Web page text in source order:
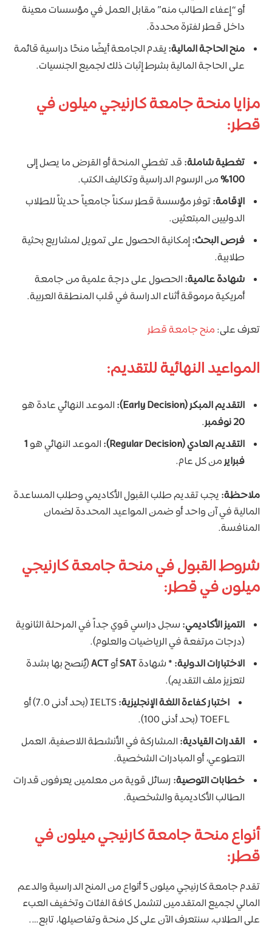
أو “إعفاء الطالب منه” مقابل العمل في مؤسسات معينة
داخل قطر لفترة محددة.
منح الحاجة المالية:يقدم الجامعة أيضًا منحًا دراسية قائمة
على الحاجة المالية بشرط إثبات ذلك لجميع الجنسيات.
مزايا منحة جامعة كارنيجي ميلون في
قطر:
تغطية شاملة: قد تغطي المنحة أو القرض ما يصل إلى
100%
من الرسوم الدراسية وتكاليف الكتب.
الإقامة:توفر مؤسسة قطر سكناً جامعياً حديثاً للطلاب
الدوليين المبتعثين.
فرص البحث:إمكانية الحصول على تمويل لمشاريع بحثية
طلابية.
شهادة عالمية: الحصول على درجة علمية من جامعة
أمريكية مرموقة أثناء الدراسة في قلب المنطقة العربية.
تعرف على: منح جامعة قطر
المواعيد النهائية للتقديم:
التقديم المبكر (Early Decision):
الموعد النهائي عادة هو
20 نوفمبر
.
التقديم العادي (Regular Decision):
الموعد النهائي هو1
فبرايرمن كل عام.
ملاحظة: يجب تقديم طلب القبول الأكاديمي وطلب المساعدة
المالية في آن واحد أو ضمن المواعيد المحددة لضمان
المنافسة.
شروط القبول في منحة جامعة كارنيجي
ميلون في قطر:
التميز الأكاديمي: سجل دراسي قوي جداً في المرحلة الثانوية
(درجات مرتفعة في الرياضيات والعلوم).
الاختبارات الدولية: * شهادةSATأوACT(يُنصح بها بشدة
لتعزيز ملف التقديم).
اختبار كفاءة اللغة الإنجليزية:
IELTS (بحد أدنى 7.0) أو
TOEFL (بحد أدنى 100).
القدرات القيادية: المشاركة في الأنشطة اللاصفية، العمل
التطوعي، أو المبادرات الشخصية.
خطابات التوصية: رسائل قوية من معلمين يعرفون قدرات
الطالب الأكاديمية والشخصية.
أنواع منحة جامعة كارنيجي ميلون في
قطر:
تقدم جامعة كارنيجي ميلون 5 أنواع من المنح الدراسية والدعم
المالي لجميع المتقدمين لتشمل كافة الفئات وتخفيف العبء
على الطلاب، سنتعرف الآن على كل منحة وتفاصيلها، تابع….